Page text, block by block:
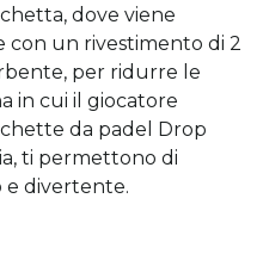
dove viene
con un rivestimento di 2
per ridurre le
in cui il giocatore
da padel Drop
ti permettono di
e divertente.